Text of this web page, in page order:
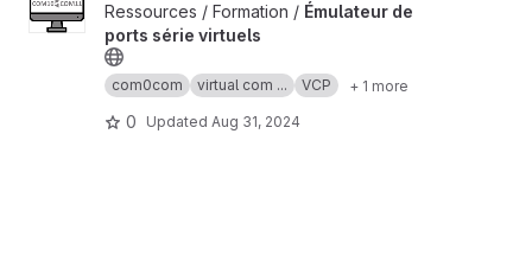
Ressources / Formation / Émulateur de
ports série virtuels
com0com virtual com ... VCP + 1 more
0 Updated Aug 31, 2024